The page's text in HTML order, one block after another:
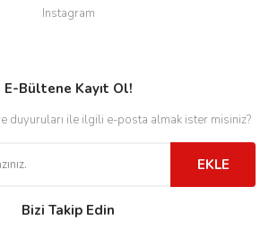
Instagram
E-Bültene Kayıt Ol!
duyuruları ile ilgili e-posta almak ister misiniz?
EKLE
Bizi Takip Edin